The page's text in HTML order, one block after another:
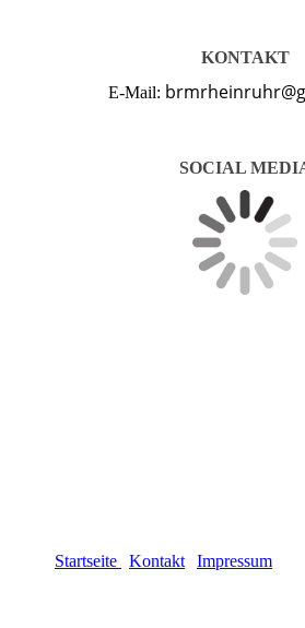
KONTAKT
E-Mail:
SOCIAL
Startseite Kontakt Impressum